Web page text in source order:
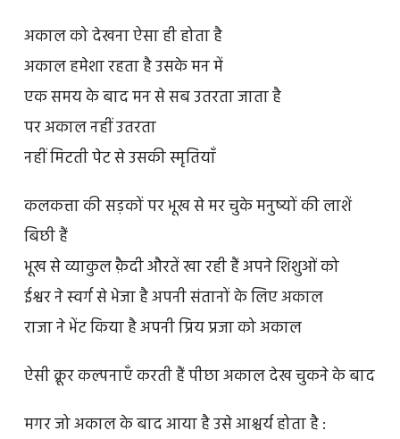
अकाल को देखना ऐसा ही होता है
अकाल हमेशा रहता है उसके मन में
एक समय के बाद मन से सब उतरता जाता है
पर अकाल नहीं उतरता
नहीं मिटती पेट से उसकी स्मृतियाँ
कलकत्ता की सड़कों पर भूख से मर चुके मनुष्यों की लाशें
बिछी हैं
भूख से व्याकुल क़ैदी औरतें खा रही हैं अपने शिशुओं को
ईश्वर ने स्वर्ग से भेजा है अपनी संतानों के लिए अकाल
राजा ने भेंट किया है अपनी प्रिय प्रजा को अकाल
ऐसी क्रूर कल्पनाएँ करती हैं पीछा अकाल देख चुकने के बाद
मगर जो अकाल के बाद आया है उसे आश्चर्य होता है :